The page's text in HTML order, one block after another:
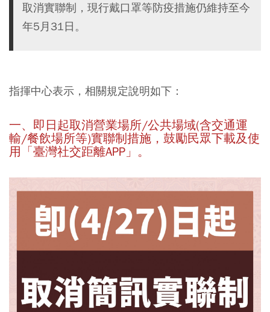
取消實聯制，現行戴口罩等防疫措施仍維持至今
年5月31日。
指揮中心表示，相關規定說明如下：
一、即日起取消營業場所/公共場域(含交通運
輸/餐飲場所等)實聯制措施，鼓勵民眾下載及使
用「臺灣社交距離APP」。